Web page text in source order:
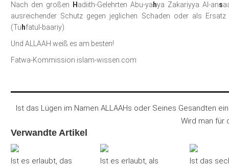
Nach den großen H adiith-Gelehrten Abu-ya hya Zakariyya Al-ans
ausreichender Schutz gegen jeglichen Schaden oder als
(Tu hfatul-baariy)
Und ALLAAH weiß es am besten!
Fatwa-Kommission islam-wissen.com
Ist das Lügen im Namen ALLAAHs oder Seines Gesandten
Wird man für
Verwandte Artikel
Ist es erlaubt, das
Ist es erlaubt, als
Ist das